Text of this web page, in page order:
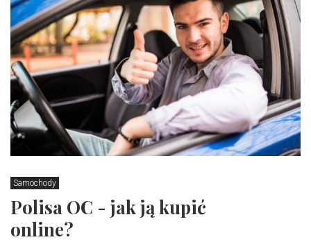
Samochody
Polisa OC - jak ją kupić
online?